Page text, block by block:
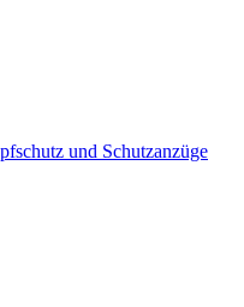
und Schutzanzüge